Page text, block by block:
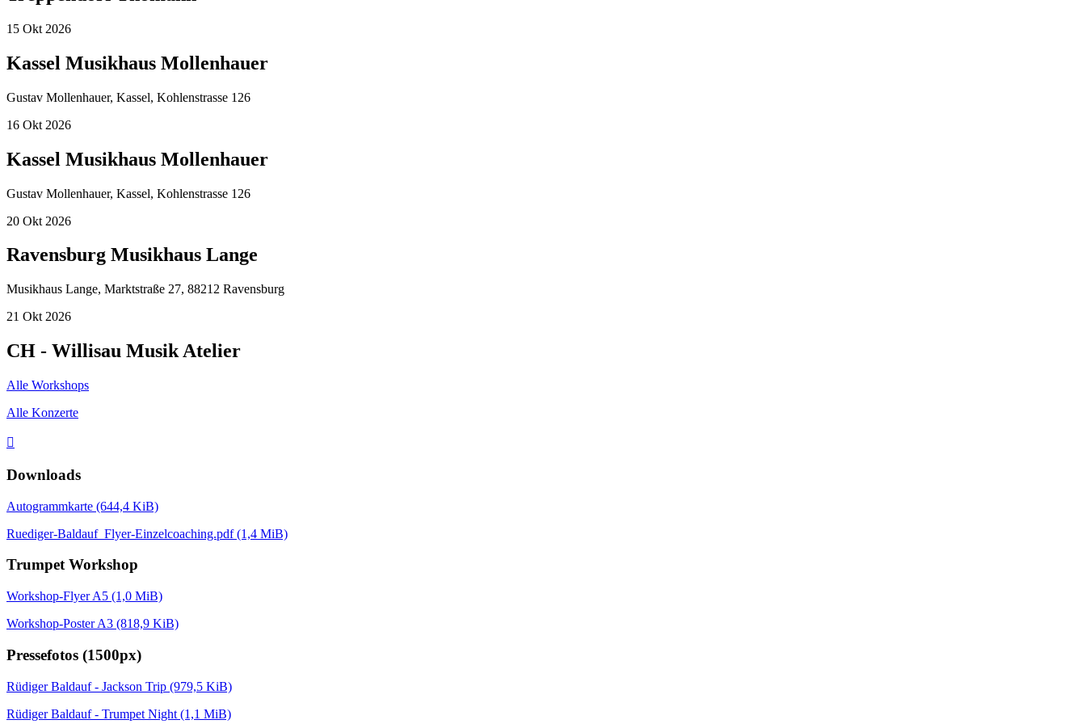
15 Okt 2026
Kassel Musikhaus Mollenhauer
Gustav Mollenhauer, Kassel, Kohlenstrasse 126
16 Okt 2026
Kassel Musikhaus Mollenhauer
Gustav Mollenhauer, Kassel, Kohlenstrasse 126
20 Okt 2026
Ravensburg Musikhaus Lange
Musikhaus Lange, Marktstraße 27, 88212 Ravensburg
21 Okt 2026
CH - Willisau Musik Atelier
Alle Workshops
Alle Konzerte

Downloads
Autogrammkarte (644,4 KiB)
Ruediger-Baldauf_Flyer-Einzelcoaching.pdf(1,4 MiB)
Trumpet Workshop
Workshop-Flyer A5 (1,0 MiB)
Workshop-Poster A3 (818,9 KiB)
Pressefotos (1500px)
Rüdiger Baldauf - Jackson Trip (979,5 KiB)
Rüdiger Baldauf - Trumpet Night (1,1 MiB)